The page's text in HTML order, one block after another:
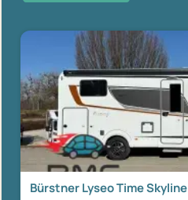
Bürstner Lyseo Time Skyline